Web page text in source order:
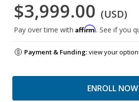
$3,999.00 (USD)
Pay over time with Affirm. See if you
Payment & Funding:view your
ENROLL NOW